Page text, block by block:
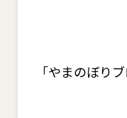
「やまのぼり